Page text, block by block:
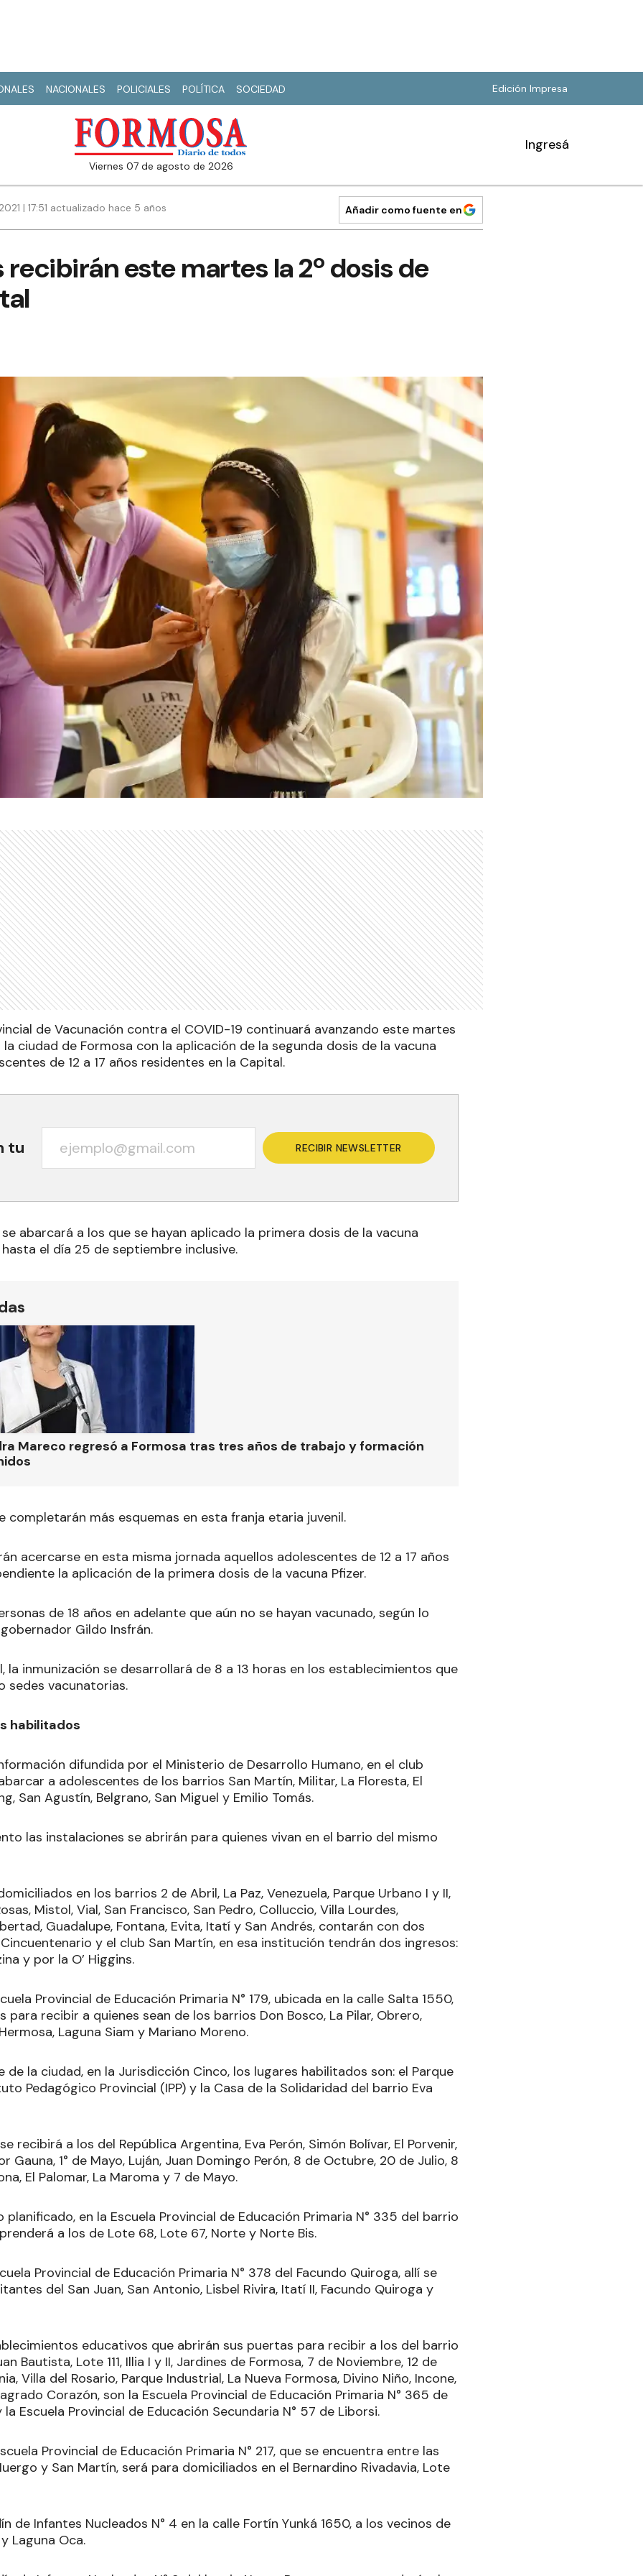
NACIONALES POLICIALES POLÍTICA SOCIEDAD Edición Impresa
viernes 07 de agosto de 2026
Ingresá
| 17:51 actualizado hace 5 años Añadir como fuente en
este martes la 2º dosis de
de Vacunación contra el COVID-19 continuará avanzando este martes
ciudad de Formosa con la aplicación de la segunda dosis de la vacuna
de 12 a 17 años residentes en la Capital.
tu RECIBIR NEWSLETTER
abarcará a los que se hayan aplicado la primera dosis de la vacuna
el día 25 de septiembre inclusive.
Mareco regresó a Formosa tras tres años de trabajo y formación
completarán más esquemas en esta franja etaria juvenil.
acercarse en esta misma jornada aquellos adolescentes de 12 a 17 años
la aplicación de la primera dosis de la vacuna Pfizer.
de 18 años en adelante que aún no se hayan vacunado, según lo
Gildo Insfrán.
la inmunización se desarrollará de 8 a 13 horas en los establecimientos que
sedes vacunatorias.
habilitados
difundida por el Ministerio de Desarrollo Humano, en el club
a adolescentes de los barrios San Martín, Militar, La Floresta, El
San Agustín, Belgrano, San Miguel y Emilio Tomás.
las instalaciones se abrirán para quienes vivan en el barrio del mismo
en los barrios 2 de Abril, La Paz, Venezuela, Parque Urbano I y II,
Mistol, Vial, San Francisco, San Pedro, Colluccio, Villa Lourdes,
Guadalupe, Fontana, Evita, Itatí y San Andrés, contarán con dos
y el club San Martín, en esa institución tendrán dos ingresos:
y por la O’ Higgins.
Provincial de Educación Primaria N° 179, ubicada en la calle Salta 1550,
para recibir a quienes sean de los barrios Don Bosco, La Pilar, Obrero,
Laguna Siam y Mariano Moreno.
de la ciudad, en la Jurisdicción Cinco, los lugares habilitados son: el Parque
Pedagógico Provincial (IPP) y la Casa de la Solidaridad del barrio Eva
recibirá a los del República Argentina, Eva Perón, Simón Bolívar, El Porvenir,
Gauna, 1° de Mayo, Luján, Juan Domingo Perón, 8 de Octubre, 20 de Julio, 8
El Palomar, La Maroma y 7 de Mayo.
planificado, en la Escuela Provincial de Educación Primaria N° 335 del barrio
a los de Lote 68, Lote 67, Norte y Norte Bis.
Provincial de Educación Primaria N° 378 del Facundo Quiroga, allí se
del San Juan, San Antonio, Lisbel Rivira, Itatí II, Facundo Quiroga y
educativos que abrirán sus puertas para recibir a los del barrio
Bautista, Lote 111, Illia I y II, Jardines de Formosa, 7 de Noviembre, 12 de
Villa del Rosario, Parque Industrial, La Nueva Formosa, Divino Niño, Incone,
Corazón, son la Escuela Provincial de Educación Primaria N° 365 de
Escuela Provincial de Educación Secundaria N° 57 de Liborsi.
Provincial de Educación Primaria N° 217, que se encuentra entre las
y San Martín, será para domiciliados en el Bernardino Rivadavia, Lote
de Infantes Nucleados N° 4 en la calle Fortín Yunká 1650, a los vecinos de
Laguna Oca.